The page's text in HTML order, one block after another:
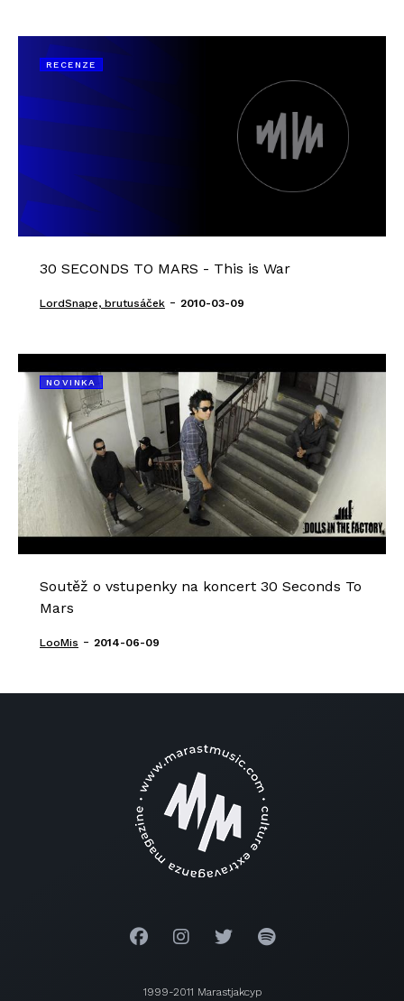
RECENZE
30 SECONDS TO MARS - This is War
LordSnape, brutusáček - 2010-03-09
NOVINKA
Soutěž o vstupenky na koncert 30 Seconds To
Mars
LooMis - 2014-06-09
1999-2011 Marastjakcyp